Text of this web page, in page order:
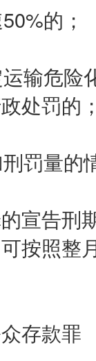
的；
危险
处罚的
罚量的
告刑
按照整
存款罪